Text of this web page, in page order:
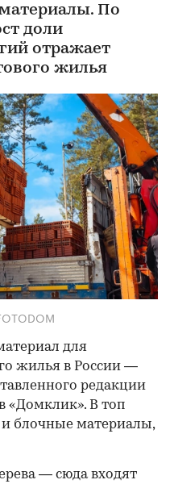
По
доли
отражает
жилья
для
жилья в России —
редакции
«Домклик». В топ
блочные материалы,
— сюда входят